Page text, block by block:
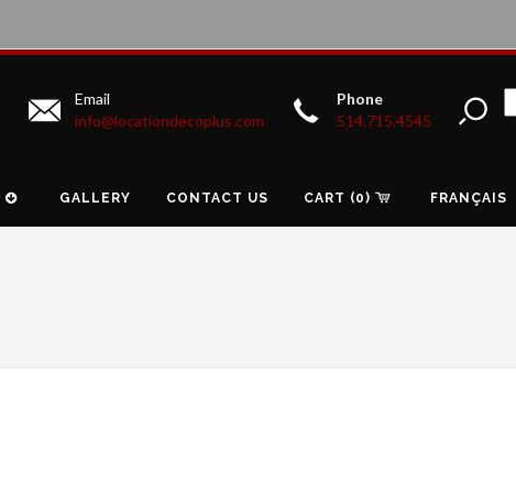
Email
info@locationdecoplus.com
Phone
514.715.4545
GALLERY CONTACT US CART (0) FRANÇAIS